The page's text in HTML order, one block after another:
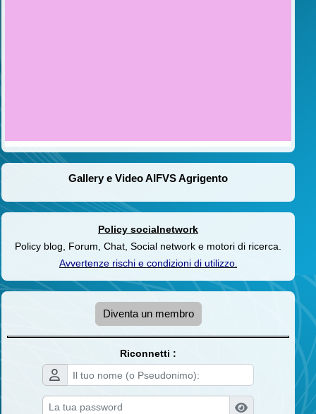
Gallery e Video AIFVS Agrigento
Policy socialnetwork
Policy blog, Forum, Chat, Social network e motori di ricerca.
Avvertenze rischi e condizioni di utilizzo.
Diventa un membro
Riconnetti :